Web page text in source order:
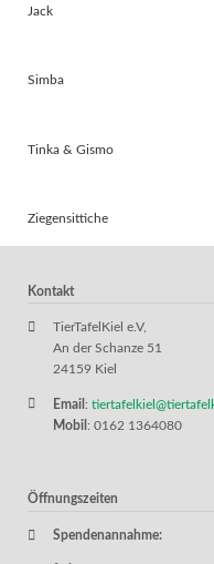
Jack
Simba
Tinka & Gismo
Ziegensittiche
Kontakt
TierTafelKiel e.V,
An der Schanze 51
24159 Kiel
Email :
Mobil : 0162 1364080
Öffnungszeiten
Spendenannahme: